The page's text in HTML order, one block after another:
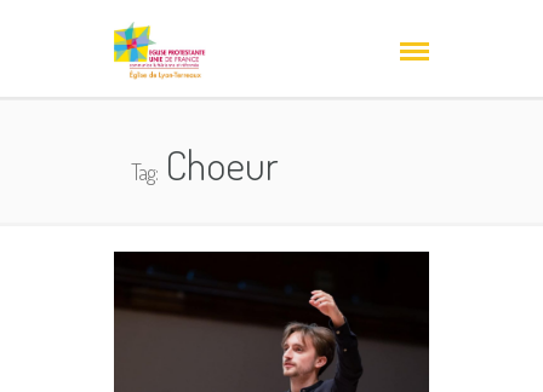
Tag:Choeur